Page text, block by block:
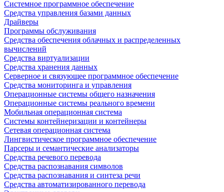
Системное программное обеспечение
Средства управления базами данных
Драйверы
Программы обслуживания
Средства обеспечения облачных и распределенных
вычислений
Средства виртуализации
Средства хранения данных
Серверное и связующее программное обеспечение
Средства мониторинга и управления
Операционные системы общего назначения
Операционные системы реального времени
Мобильная операционная система
Системы контейнеризации и контейнеры
Сетевая операционная система
Лингвистическое программное обеспечение
Парсеры и семантические анализаторы
Средства речевого перевода
Средства распознавания символов
Средства распознавания и синтеза речи
Средства автоматизированного перевода